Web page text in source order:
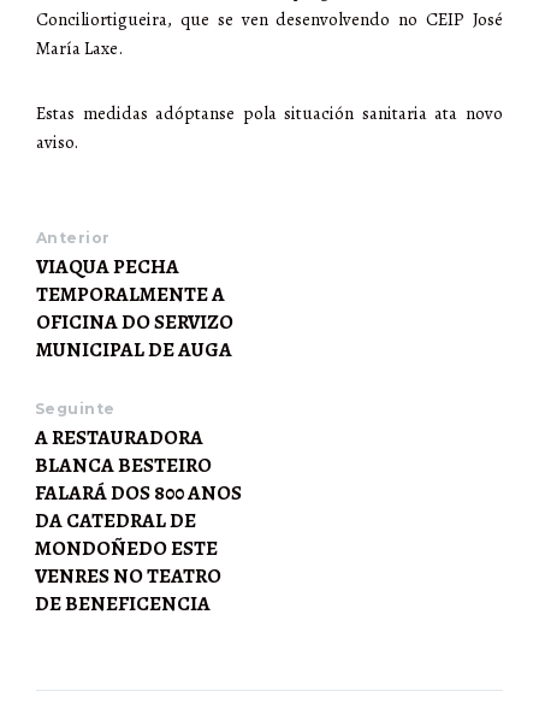
Conciliortigueira, que se ven desenvolvendo no CEIP José
María Laxe.
Estas medidas adóptanse pola situación sanitaria ata novo
aviso.
Anterior
VIAQUA PECHA
TEMPORALMENTE A
OFICINA DO SERVIZO
MUNICIPAL DE AUGA
Seguinte
A RESTAURADORA
BLANCA BESTEIRO
FALARÁ DOS 800 ANOS
DA CATEDRAL DE
MONDOÑEDO ESTE
VENRES NO TEATRO
DE BENEFICENCIA